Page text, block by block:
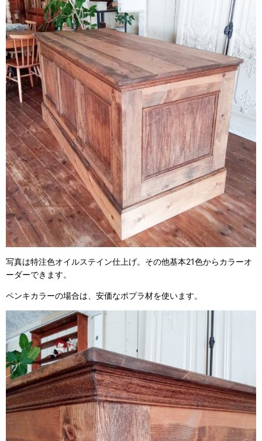
写真は特注色オイルステイン仕上げ。その他基本21色からカラーオ
ーダーできます。
ペンキカラーの場合は、安価なポプラ材を使います。